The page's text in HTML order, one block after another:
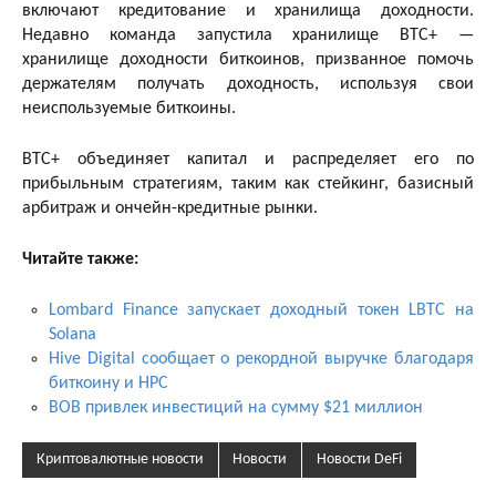
включают кредитование и хранилища доходности.
Недавно команда запустила хранилище BTC+ —
хранилище доходности биткоинов, призванное помочь
держателям получать доходность, используя свои
неиспользуемые биткоины.
BTC+ объединяет капитал и распределяет его по
прибыльным стратегиям, таким как стейкинг, базисный
арбитраж и ончейн-кредитные рынки.
Читайте также:
Lombard Finance запускает доходный токен LBTC на
Solana
Hive Digital сообщает о рекордной выручке благодаря
биткоину и HPC
BOB привлек инвестиций на сумму $21 миллион
Криптовалютные новости Новости Новости DeFi